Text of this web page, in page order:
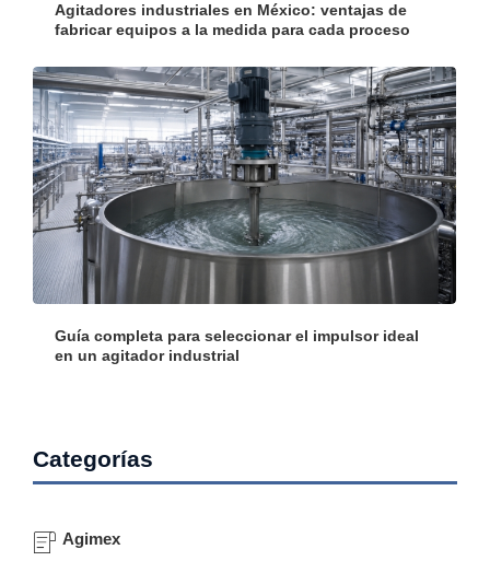
Agitadores industriales en México: ventajas de
fabricar equipos a la medida para cada proceso
Guía completa para seleccionar el impulsor ideal
en un agitador industrial
Categorías
Agimex